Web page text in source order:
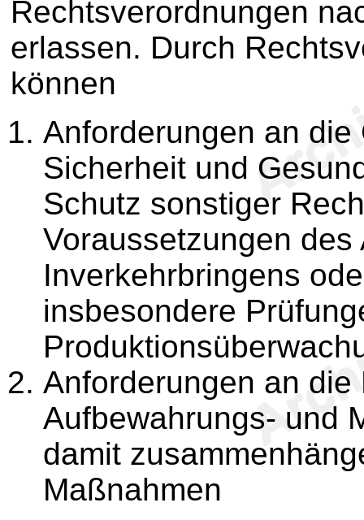
Rechtsverordnungen
erlassen. Durch
können
Anforderungen an
Sicherheit und
Schutz sonstiger
Voraussetzungen des
Inverkehrbringens
insbesondere
Anforderungen an
Aufbewahrungs- und
damit
Maßnahmen